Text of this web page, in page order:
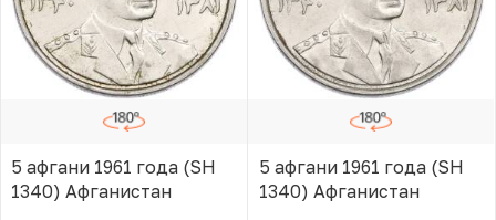
5 афгани 1961 года (SH
1340) Афганистан
5 афгани 1961 года (SH
1340) Афганистан